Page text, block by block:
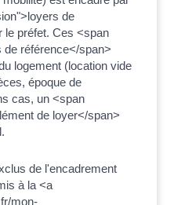
de
le préfet. Ces <span
référence</span>
logement (location vide
époque de
cas, un <span
de loyer</span>
de l'encadrement
à la <a
mon-